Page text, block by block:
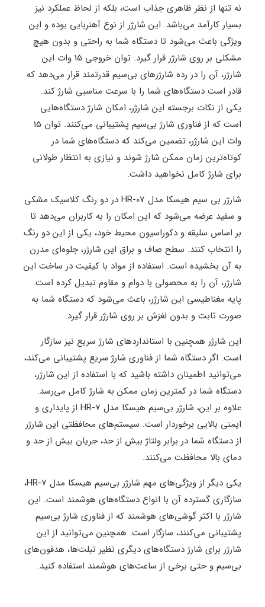
نه تنها از نظر ظاهری جذاب است، بلکه از لحاظ عملکرد نیز
بسیار کارآمد می‌باشد. این شارژر از نوع آهنربایی بوده و این
ویژگی باعث می‌شود تا دستگاه شما به راحتی و بدون هیچ
مشکلی بر روی شارژر قرار گیرد. توان خروجی 15 وات این
شارژر، آن را در رده شارژرهای بی‌سیم قدرتمند قرار می‌دهد که
قادر است دستگاه‌های شما را با سرعت مناسبی شارژ کند.
یکی از نکات برجسته این شارژر، امکان شارژ دستگاه‌هایی
است که از فناوری شارژ بی‌سیم پشتیبانی می‌کنند. توان 15
وات این شارژر، تضمین می‌کند که دستگاه‌های شما در
کوتاه‌ترین زمان ممکن شارژ شوند و نیازی به انتظار طولانی
برای شارژ کامل نخواهید داشت.
شارژر بی سیم هیسکا مدل HR-07 در دو رنگ کلاسیک مشکی
و سفید عرضه می‌شود که این امکان را به کاربران می‌دهد تا
بر اساس سلیقه و دکوراسیون محیط خود، یکی از این دو رنگ
را انتخاب کنند. سطح صاف و براق این شارژر، جلوه‌ای مدرن
به آن بخشیده است. استفاده از مواد با کیفیت در ساخت این
شارژر، آن را به محصولی با دوام و مقاوم تبدیل کرده است.
پایه مغناطیسی این شارژر، باعث می‌شود که دستگاه شما به
صورت ثابت و بدون لغزش بر روی شارژر قرار گیرد.
این شارژر همچنین با استانداردهای شارژ سریع نیز سازگار
است. اگر دستگاه شما از فناوری شارژ سریع پشتیبانی می‌کند،
می‌توانید اطمینان داشته باشید که با استفاده از این شارژر،
دستگاه شما در کمترین زمان ممکن به شارژ کامل می‌رسد.
علاوه بر این، شارژر بی‌سیم هیسکا مدل HR-7 از پایداری و
ایمنی بالایی برخوردار است. سیستم‌های محافظتی این شارژر
از دستگاه شما در برابر ولتاژ بیش از حد، جریان بیش از حد و
دمای بالا محافظت می‌کنند.
یکی دیگر از ویژگی‌های مهم شارژر بی‌سیم هیسکا مدل HR-7،
سازگاری گسترده آن با انواع دستگاه‌های هوشمند است. این
شارژر با اکثر گوشی‌های هوشمند که از فناوری شارژ بی‌سیم
پشتیبانی می‌کنند، سازگار است. همچنین می‌توانید از این
شارژر برای شارژ دستگاه‌های دیگری نظیر تبلت‌ها، هدفون‌های
بی‌سیم و حتی برخی از ساعت‌های هوشمند استفاده کنید.